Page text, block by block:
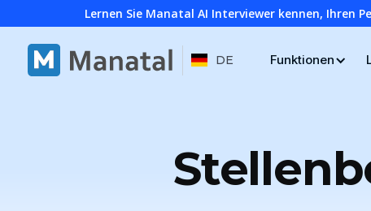
Lernen Sie Manatal AI Interviewer kennen, Ihren
DE Funktionen